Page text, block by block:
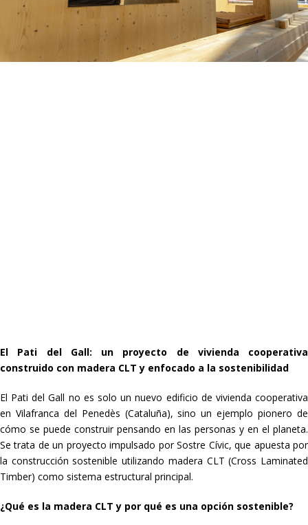
El Pati del Gall: un proyecto de vivienda cooperativa
construido con madera CLT y enfocado a la sostenibilidad
El Pati del Gall no es solo un nuevo edificio de vivienda cooperativa
en Vilafranca del Penedès (Cataluña), sino un ejemplo pionero de
cómo se puede construir pensando en las personas y en el planeta.
Se trata de un proyecto impulsado por Sostre Cívic, que apuesta por
la construcción sostenible utilizando madera CLT (Cross Laminated
Timber) como sistema estructural principal.
¿Qué es la madera CLT y por qué es una opción sostenible?